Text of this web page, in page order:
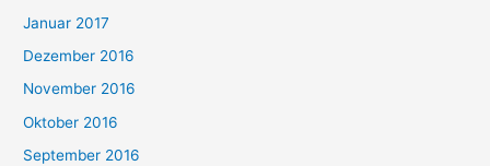
Januar 2017
Dezember 2016
November 2016
Oktober 2016
September 2016